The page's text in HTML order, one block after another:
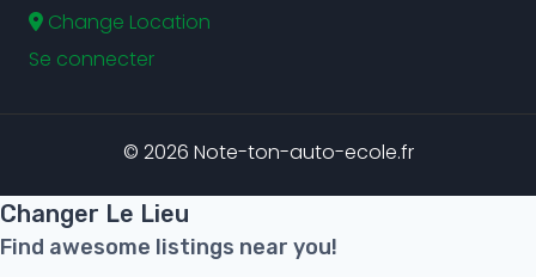
Change Location
Se connecter
© 2026 Note-ton-auto-ecole.fr
Changer Le Lieu
Find awesome listings near you!